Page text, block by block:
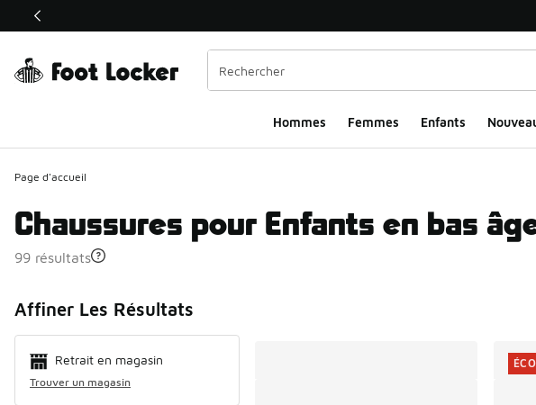
Ce lien ouvrira une nouvelle fenêtre
Hommes​ Femmes Enfants
Page d'accueil
Chaussures pour Enfants en bas
99 résultats
Affiner Les Résultats
Retrait en magasin
Trouver un magasin